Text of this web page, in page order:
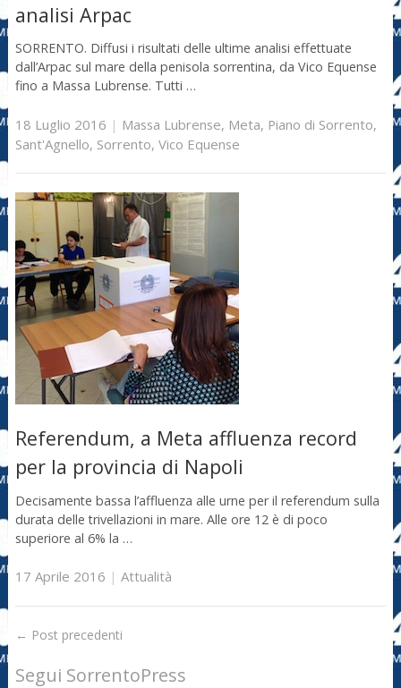
analisi Arpac
SORRENTO. Diffusi i risultati delle ultime analisi effettuate
dall’Arpac sul mare della penisola sorrentina, da Vico Equense
fino a Massa Lubrense. Tutti …
18 Luglio 2016 | Massa Lubrense, Meta, Piano di Sorrento,
Sant'Agnello, Sorrento, Vico Equense
Referendum, a Meta affluenza record
per la provincia di Napoli
Decisamente bassa l’affluenza alle urne per il referendum sulla
durata delle trivellazioni in mare. Alle ore 12 è di poco
superiore al 6% la …
17 Aprile 2016 | Attualità
← Post precedenti
Segui SorrentoPress